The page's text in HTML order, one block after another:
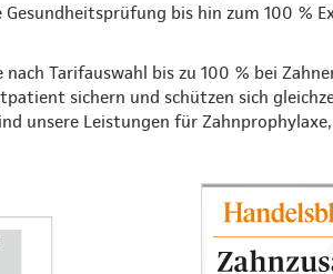
bis hin zum 100 %
Tarifauswahl bis zu 100 % bei
sichern und schützen sich
unsere Leistungen für